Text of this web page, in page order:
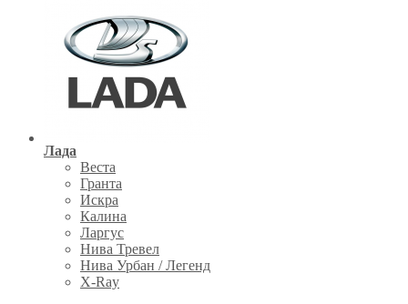
Лада
Веста
Гранта
Искра
Калина
Ларгус
Нива Тревел
Нива Урбан / Легенд
X-Ray